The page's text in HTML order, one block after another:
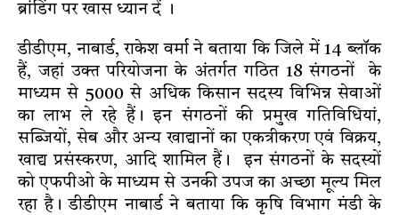
ब्रांडिंग पर खास ध्यान दें ।
डीडीएम, नाबार्ड, राकेश वर्मा ने बताया कि जिले में 14 ब्लॉक
हैं, जहां उक्त परियोजना के अंतर्गत गठित 18 संगठनों के
माध्यम से 5000 से अधिक किसान सदस्य विभिन्न सेवाओं
का लाभ ले रहे हैं। इन संगठनों की प्रमुख गतिविधियां,
सब्जियों, सेब और अन्य खाद्यानों का एकत्रीकरण एवं विक्रय,
खाद्य प्रसंस्करण, आदि शामिल हैं। इन संगठनों के सदस्यों
को एफपीओ के माध्यम से उनकी उपज का अच्छा मूल्य मिल
रहा है। डीडीएम नाबार्ड ने बताया कि कृषि विभाग मंडी के